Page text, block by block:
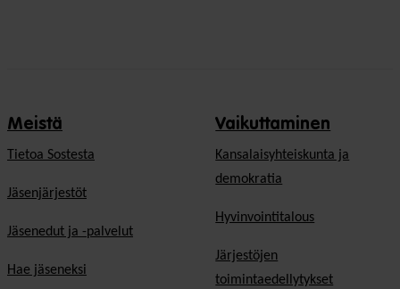
Meistä
Tietoa Sostesta
Jäsenjärjestöt
Jäsenedut ja -palvelut
Hae jäseneksi
Vaikuttaminen
Kansalaisyhteiskunta ja
demokratia
Hyvinvointitalous
Järjestöjen
toimintaedellytykset